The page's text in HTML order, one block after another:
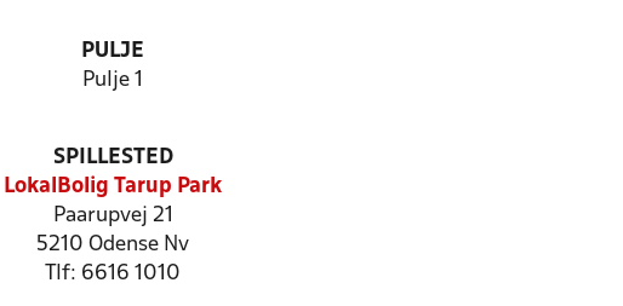
PULJE
Pulje 1
SPILLESTED
LokalBolig Tarup Park
Paarupvej 21
5210 Odense Nv
Tlf: 6616 1010